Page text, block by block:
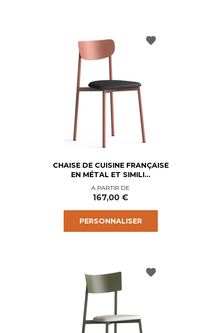
CHAISE DE CUISINE FRANÇAISE
EN MÉTAL ET SIMILI...
Prix
A PARTIR DE
167,00 €
PERSONNALISER
favorite
favorite